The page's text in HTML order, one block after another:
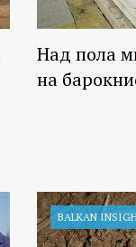
Над пола
на
BALKAN